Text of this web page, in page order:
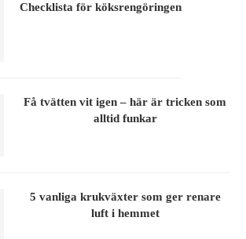
Checklista för köksrengöringen
Få tvätten vit igen – här är tricken som
alltid funkar
5 vanliga krukväxter som ger renare
luft i hemmet